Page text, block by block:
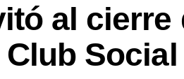
al